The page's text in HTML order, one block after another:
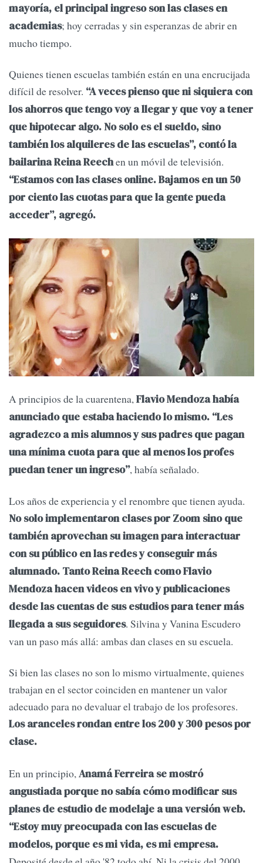
mayoría, el principal ingreso son las clases en
academias; hoy cerradas y sin esperanzas de abrir en
mucho tiempo.
Quienes tienen escuelas también están en una encrucijada
difícil de resolver. “A veces pienso que ni siquiera con
los ahorros que tengo voy a llegar y que voy a tener
que hipotecar algo. No solo es el sueldo, sino
también los alquileres de las escuelas”, contó la
bailarina Reina Reechen un móvil de televisión.
“Estamos con las clases online. Bajamos en un 50
por ciento las cuotas para que la gente pueda
acceder”, agregó.
A principios de la cuarentena,Flavio Mendoza había
anunciado que estaba haciendo lo mismo. “Les
agradezco a mis alumnos y sus padres que pagan
una mínima cuota para que al menos los profes
puedan tener un ingreso”, había señalado.
Los años de experiencia y el renombre que tienen ayuda.
No solo implementaron clases por Zoom sino que
también aprovechan su imagen para interactuar
con su público en las redes y conseguir más
alumnado. Tanto Reina Reech como Flavio
Mendoza hacen videos en vivo y publicaciones
desde las cuentas de sus estudios para tener más
llegada a sus seguidores. Silvina y Vanina Escudero
van un paso más allá: ambas dan clases en su escuela.
Si bien las clases no son lo mismo virtualmente, quienes
trabajan en el sector coinciden en mantener un valor
adecuado para no devaluar el trabajo de los profesores.
Los aranceles rondan entre los 200 y 300 pesos por
clase.
En un principio,Anamá Ferreira se mostró
angustiada porque no sabía cómo modificar sus
planes de estudio de modelaje a una versión web.
“Estoy muy preocupada con las escuelas de
modelos, porque es mi vida, es mi empresa.